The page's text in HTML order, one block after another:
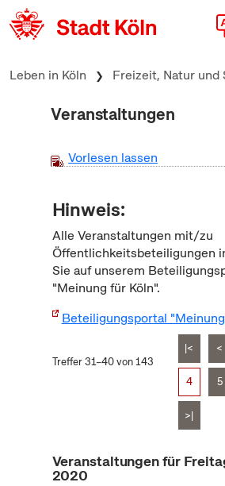
zum Inhalt springen
Leben in Köln Freizeit, Natur und
Veranstaltungen
Vorlesen lassen
Hinweis:
Alle Veranstaltungen mit/zu
Öffentlichkeitsbeteiligungen
Sie auf unserem
"Meinung für Köln".
Beteiligungsportal
Treffer 31–40 von 143
|< <
4 5
>|
Veranstaltungen für
2020